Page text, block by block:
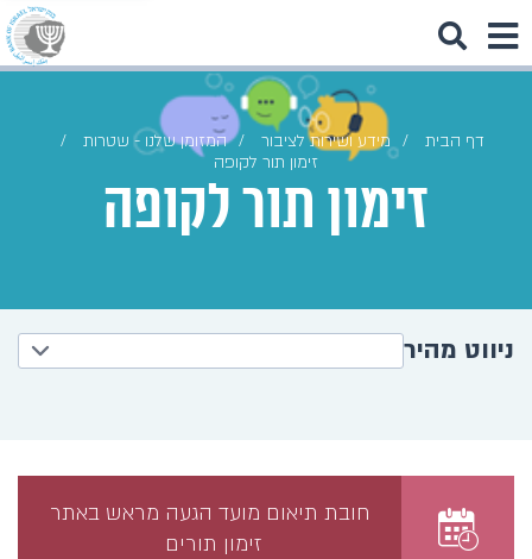
דף הבית מידע ושירות לציבור
המזומן שלנו - שטרות
זימון תור לקופה
זימון תור לקופה
ניווט מהיר
חובת תיאום מועד הגעה מראש באתר
זימון תורים